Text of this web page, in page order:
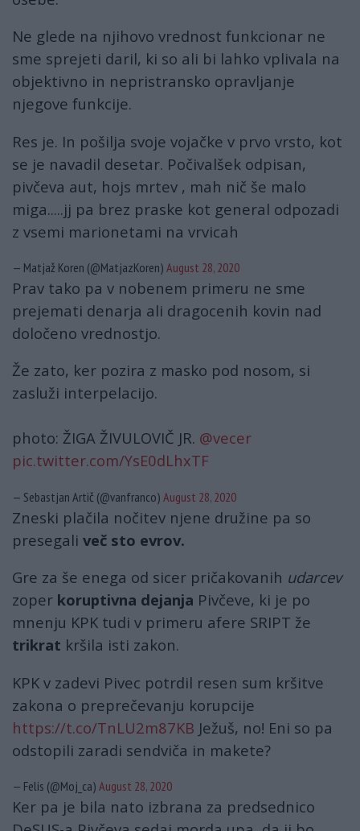
Ne glede na njihovo vrednost funkcionar ne
sme sprejeti daril, ki so ali bi lahko vplivala na
objektivno in nepristransko opravljanje
njegove funkcije.
Res je. In pošilja svoje vojačke v prvo vrsto, kot
se je navadil desetar. Počivalšek odpisan,
pivčeva aut, hojs mrtev , mah nič še malo
miga.....jj pa brez praske kot general odpozadi
z vsemi marionetami na vrvicah
— Matjaž Koren (@MatjazKoren) August 28, 2020
Prav tako pa v nobenem primeru ne sme
prejemati denarja ali dragocenih kovin nad
določeno vrednostjo.
Že zato, ker pozira z masko pod nosom, si
zasluži interpelacijo.
photo: ŽIGA ŽIVULOVIČ JR. @vecer
pic.twitter.com/YsE0dLhxTF
— Sebastjan Artič (@vanfranco) August 28, 2020
Zneski plačila nočitev njene družine pa so
presegali več sto evrov.
Gre za še enega od sicer pričakovanih udarcev
zoper koruptivna dejanja Pivčeve, ki je po
mnenju KPK tudi v primeru afere SRIPT že
trikrat kršila isti zakon.
KPK v zadevi Pivec potrdil resen sum kršitve
zakona o preprečevanju korupcije
https://t.co/TnLU2m87KB Ježuš, no! Eni so pa
odstopili zaradi sendviča in makete?
— Felis (@Moj_ca) August 28, 2020
Ker pa je bila nato izbrana za predsednico